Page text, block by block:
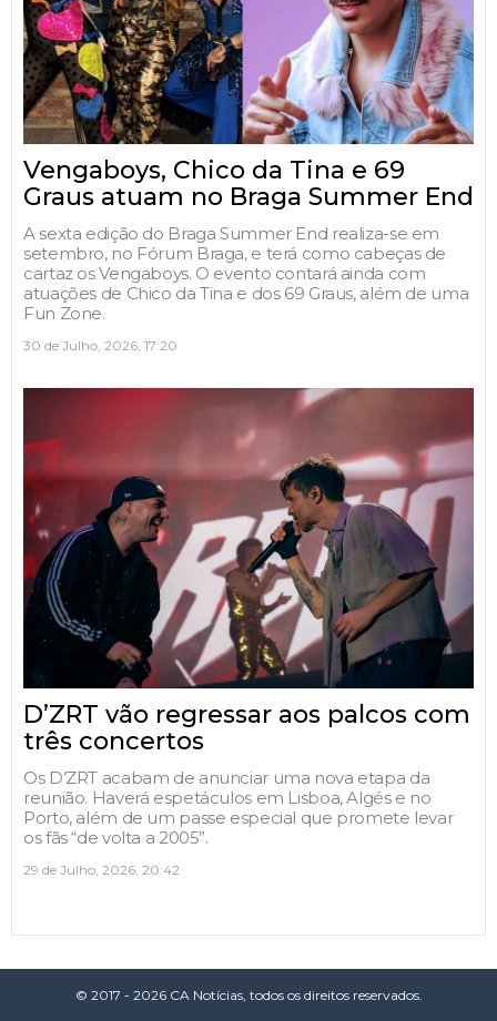
Vengaboys, Chico da Tina e 69
Graus atuam no Braga Summer End
A sexta edição do Braga Summer End realiza-se em
setembro, no Fórum Braga, e terá como cabeças de
cartaz os Vengaboys. O evento contará ainda com
atuações de Chico da Tina e dos 69 Graus, além de uma
Fun Zone.
30 de Julho, 2026, 17:20
D’ZRT vão regressar aos palcos com
três concertos
Os D’ZRT acabam de anunciar uma nova etapa da
reunião. Haverá espetáculos em Lisboa, Algés e no
Porto, além de um passe especial que promete levar
os fãs “de volta a 2005”.
29 de Julho, 2026, 20:42
© 2017 - 2026 CA Notícias, todos os direitos reservados.